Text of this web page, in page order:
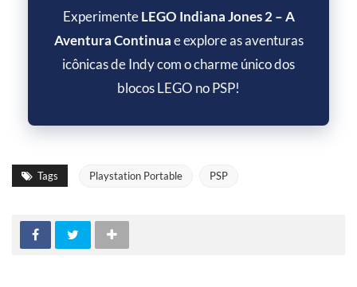
ExperimenteLEGO Indiana Jones 2 – A
Aventura Continuae explore as aventuras
icônicas de Indy com o charme único dos
blocos LEGO no PSP!
Tags Playstation Portable PSP